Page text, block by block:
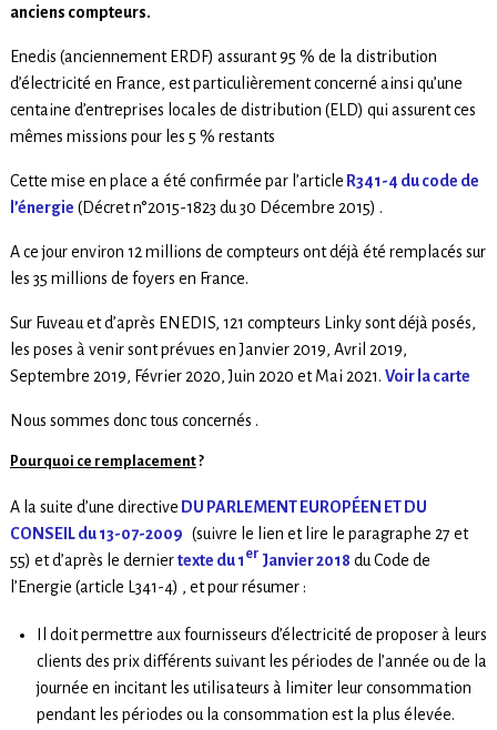
anciens compteurs.
Enedis (anciennement ERDF) assurant 95 % de la distribution
d’électricité en France, est particulièrement concerné ainsi qu’une
centaine d’entreprises locales de distribution (ELD) qui assurent ces
mêmes missions pour les 5 % restants
Cette mise en place a été confirmée par l’article R341-4 du code de
l’énergie (Décret n°2015-1823 du 30 Décembre 2015) .
A ce jour environ 12 millions de compteurs ont déjà été remplacés sur
les 35 millions de foyers en France.
Sur Fuveau et d’après ENEDIS, 121 compteurs Linky sont déjà posés,
les poses à venir sont prévues en Janvier 2019, Avril 2019,
Septembre 2019, Février 2020, Juin 2020 et Mai 2021. Voir la carte
Nous sommes donc tous concernés .
Pourquoi ce remplacement?
A la suite d’une directive DU PARLEMENT EUROPÉEN ET DU
CONSEIL du 13-07-2009 (suivre le lien et lire le paragraphe 27 et
55) et d’après le derniertexte du 1 er Janvier 2018 du Code de
l’Energie (article L341-4) , et pour résumer :
Il doit permettre aux fournisseurs d’électricité de proposer à leurs
clients des prix différents suivant les périodes de l’année ou de la
journée en incitant les utilisateurs à limiter leur consommation
pendant les périodes ou la consommation est la plus élevée.